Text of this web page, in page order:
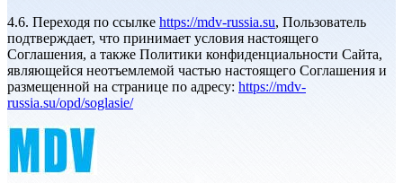
4.6. Переходя по ссылке https://mdv-russia.su, Пользователь
подтверждает, что принимает условия настоящего
Соглашения, а также Политики конфиденциальности Сайта,
являющейся неотъемлемой частью настоящего Соглашения и
размещенной на странице по адресу: https://mdv-
russia.su/opd/soglasie/